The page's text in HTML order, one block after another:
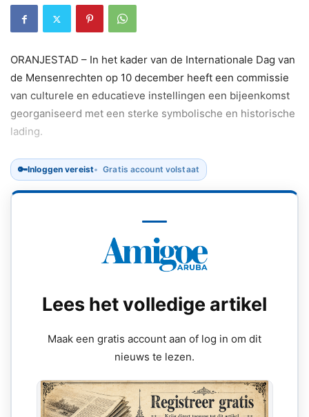
ORANJESTAD – In het kader van de Internationale Dag van
de Mensenrechten op 10 december heeft een commissie
van culturele en educatieve instellingen een bijeenkomst
georganiseerd met een sterke symbolische en historische
lading.
🔑Inloggen vereist Gratis account volstaat
Lees het volledige artikel
Maak een gratis account aan of log in om dit
nieuws te lezen.